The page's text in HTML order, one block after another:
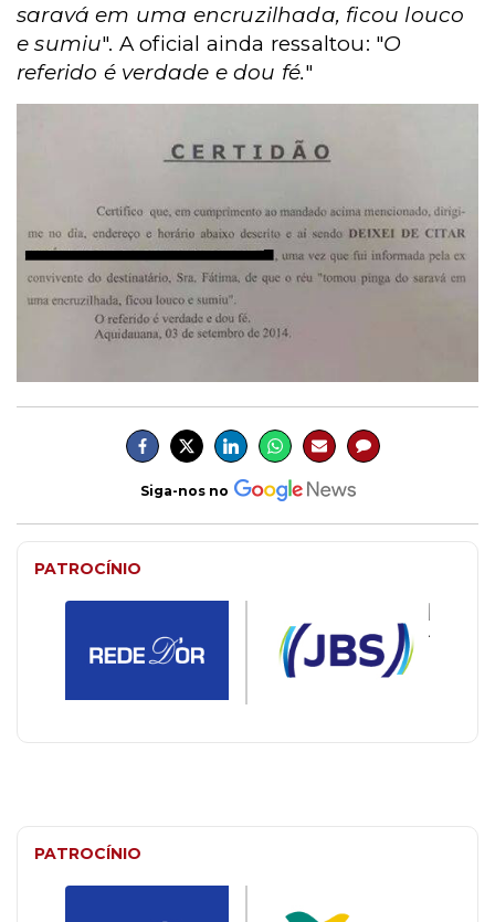
saravá em uma encruzilhada, ficou louco
e sumiu". A oficial ainda ressaltou: "O
referido é verdade e dou fé."
Siga-nos no
PATROCÍNIO
PATROCÍNIO